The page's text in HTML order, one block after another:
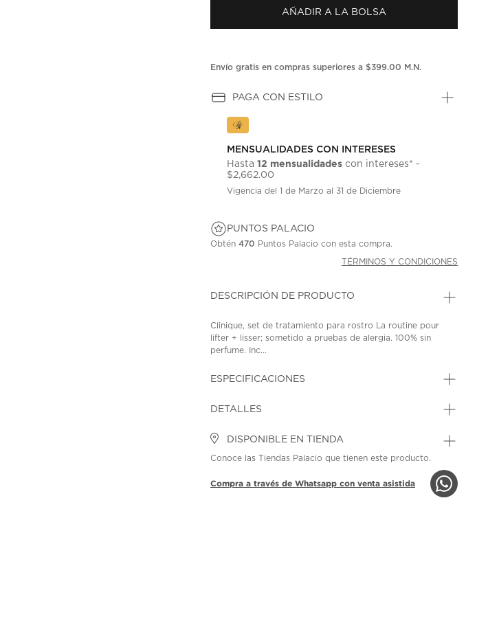
en
la
AÑADIR A LA BOLSA
Envío gratis en compras superiores a $399.00 M.N.
PAGA CON ESTILO
MENSUALIDADES CON INTERESES
Hasta12 mensualidades con intereses* -
$2,662.00
Vigencia del 1 de Marzo al 31 de Diciembre
PUNTOS PALACIO
Obtén470 Puntos Palacio con esta compra.
TÉRMINOS Y CONDICIONES
DESCRIPCIÓN DE PRODUCTO
Clinique, set de tratamiento para rostro La routine pour
lifter + lisser; sometido a pruebas de alergia. 100% sin
perfume. Inc...
ESPECIFICACIONES
DETALLES
DISPONIBLE EN TIENDA
Conoce las Tiendas Palacio que tienen este producto.
Compra a través de Whatsapp con venta asistida